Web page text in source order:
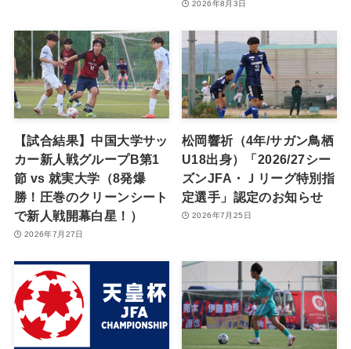
2026年8月3日
【試合結果】中国大学サッ
カー新人戦グループB第1
節 vs 就実大学（8発爆
勝！圧巻のクリーンシート
で新人戦開幕白星！）
2026年7月27日
松岡響祈（4年/サガン鳥栖
U18出身）「2026/27シー
ズンJFA・Ｊリーグ特別指
定選手」認定のお知らせ
2026年7月25日